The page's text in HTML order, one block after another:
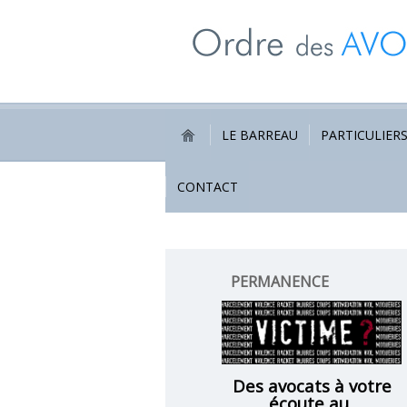
LE BARREAU PARTICULIERS
CONTACT
PERMANENCE
VICTIMES
Des avocats à votre